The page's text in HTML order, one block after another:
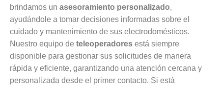
brindamos un asesoramiento personalizado,
ayudándole a tomar decisiones informadas sobre el
cuidado y mantenimiento de sus electrodomésticos.
Nuestro equipo de teleoperadores está siempre
disponible para gestionar sus solicitudes de manera
rápida y eficiente, garantizando una atención cercana y
personalizada desde el primer contacto. Si está